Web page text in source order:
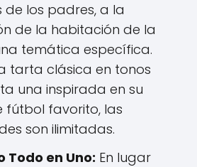
de los padres, a la
de la habitación de la
temática específica.
tarta clásica en tonos
una inspirada en su
fútbol favorito, las
son ilimitadas.
Todo en Uno: En lugar